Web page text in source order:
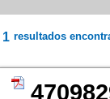
1 resultados